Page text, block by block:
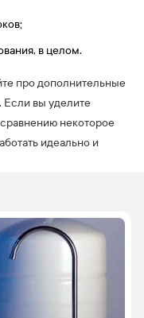
в целом.
про дополнительные
Если вы уделите
некоторое
идеально и